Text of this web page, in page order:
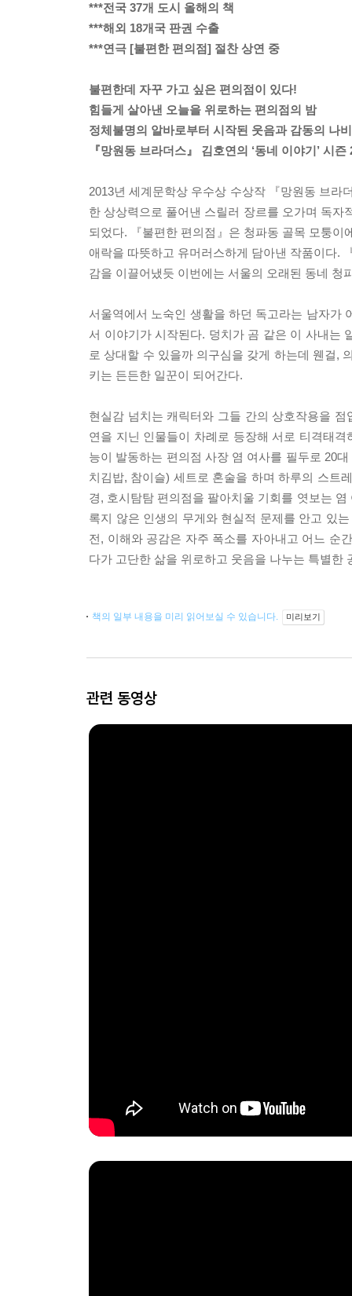
***전국 37개 도시 올해의 책
***해외 18개국 판권 수출
***연극 [불편한 편의점] 절찬 상연 중
불편한데 자꾸 가고 싶은 편의점이 있다!
힘들게 살아낸 오늘을 위로하는 편의점의 밤
정체불명의 알바로부터 시작된 웃음과 감동의 나
『망원동 브라더스』 김호연의 ‘동네 이야기’ 시즌
2013년 세계문학상 우수상 수상작 『망원동 브
한 상상력으로 풀어낸 스릴러 장르를 오가며 독
되었다. 『불편한 편의점』은 청파동 골목 모퉁
애락을 따뜻하고 유머러스하게 담아낸 작품이다.
감을 이끌어냈듯 이번에는 서울의 오래된 동네 청
서울역에서 노숙인 생활을 하던 독고라는 남자가
서 이야기가 시작된다. 덩치가 곰 같은 이 사내는
로 상대할 수 있을까 의구심을 갖게 하는데 웬걸,
키는 든든한 일꾼이 되어간다.
현실감 넘치는 캐릭터와 그들 간의 상호작용을
연을 지닌 인물들이 차례로 등장해 서로 티격태
능이 발동하는 편의점 사장 염 여사를 필두로 20
치김밥, 참이슬) 세트로 혼술을 하며 하루의 스트
경, 호시탐탐 편의점을 팔아치울 기회를 엿보는
록지 않은 인생의 무게와 현실적 문제를 안고 있
전, 이해와 공감은 자주 폭소를 자아내고 어느 순
다가 고단한 삶을 위로하고 웃음을 나누는 특별한
책의 일부 내용을 미리 읽어보실 수 있습니다. 미리보기
관련 동영상